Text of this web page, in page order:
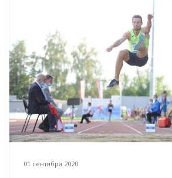
01 сентября 2020